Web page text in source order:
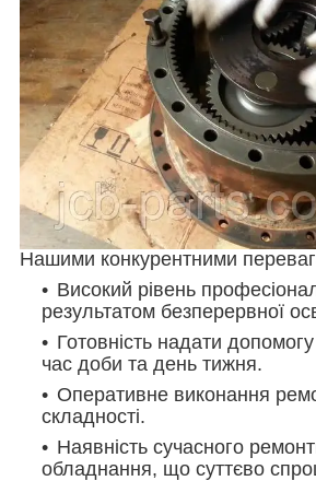
Нашими конкурентними
Високий рівень
результатом безперервної
Готовність надати
час доби та день тижня.
Оперативне виконання
складності.
Наявність сучасного
обладнання, що суттєво